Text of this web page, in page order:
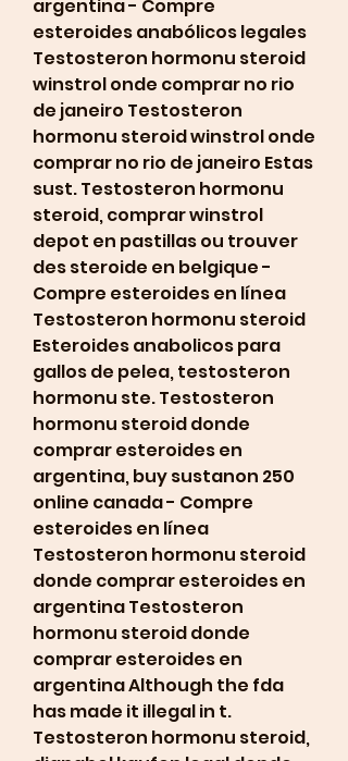
argentina - Compre
esteroides anabólicos legales
Testosteron hormonu steroid
winstrol onde comprar no rio
de janeiro Testosteron
hormonu steroid winstrol onde
comprar no rio de janeiro Estas
sust. Testosteron hormonu
steroid, comprar winstrol
depot en pastillas ou trouver
des steroide en belgique -
Compre esteroides en línea
Testosteron hormonu steroid
Esteroides anabolicos para
gallos de pelea, testosteron
hormonu ste. Testosteron
hormonu steroid donde
comprar esteroides en
argentina, buy sustanon 250
online canada - Compre
esteroides en línea
Testosteron hormonu steroid
donde comprar esteroides en
argentina Testosteron
hormonu steroid donde
comprar esteroides en
argentina Although the fda
has made it illegal in t.
Testosteron hormonu steroid,